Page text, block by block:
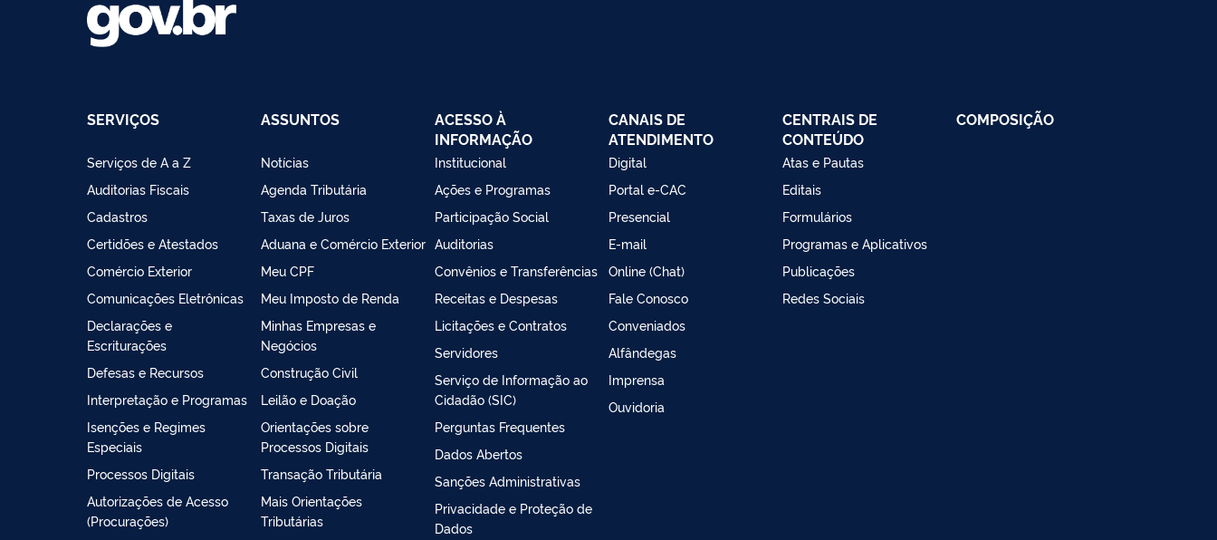
SERVIÇOS
Serviços de A a Z
Auditorias Fiscais
Cadastros
Certidões e Atestados
Comércio Exterior
Comunicações Eletrônicas
Declarações e
Escriturações
Defesas e Recursos
Interpretação e Programas
Isenções e Regimes
Especiais
Processos Digitais
Autorizações de Acesso
(Procurações)
ASSUNTOS
Notícias
Agenda Tributária
Taxas de Juros
Aduana e Comércio Exterior
Meu CPF
Meu Imposto de Renda
Minhas Empresas e
Negócios
Construção Civil
Leilão e Doação
Orientações sobre
Processos Digitais
Transação Tributária
Mais Orientações
Tributárias
ACESSO À
INFORMAÇÃO
Institucional
Ações e Programas
Participação Social
Auditorias
Convênios e Transferências
Receitas e Despesas
Licitações e Contratos
Servidores
Serviço de Informação ao
Cidadão (SIC)
Perguntas Frequentes
Dados Abertos
Sanções Administrativas
Privacidade e Proteção de
Dados
CANAIS DE
ATENDIMENTO
Digital
Portal e-CAC
Presencial
E-mail
Online (Chat)
Fale Conosco
Conveniados
Alfândegas
Imprensa
Ouvidoria
CENTRAIS DE
CONTEÚDO
Atas e Pautas
Editais
Formulários
Programas e Aplicativos
Publicações
Redes Sociais
COMPOSIÇÃO